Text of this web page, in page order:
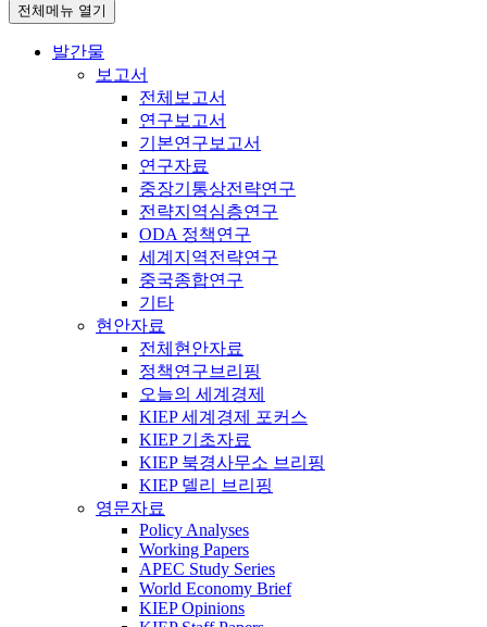
전체메뉴 열기
발간물
보고서
전체보고서
연구보고서
기본연구보고서
연구자료
중장기통상전략연구
전략지역심층연구
ODA 정책연구
세계지역전략연구
중국종합연구
기타
현안자료
전체현안자료
정책연구브리핑
오늘의 세계경제
KIEP 세계경제 포커스
KIEP 기초자료
KIEP 북경사무소 브리핑
KIEP 델리 브리핑
영문자료
Policy Analyses
Working Papers
APEC Study Series
World Economy Brief
KIEP Opinions